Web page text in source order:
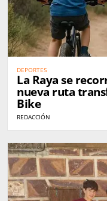
DEPORTES
La Raya se
nueva ruta
Bike
REDACCIÓN